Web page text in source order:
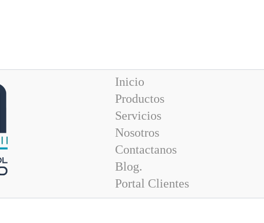
Inicio
Productos
Servicios
Nosotros
Contactanos
Blog.
Portal Clientes